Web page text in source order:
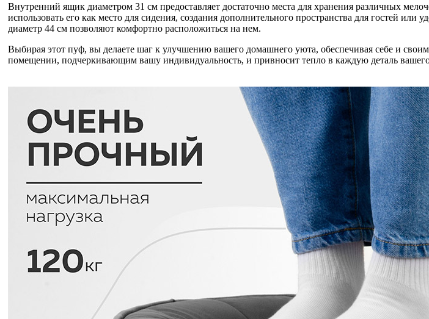
Внутренний ящик диаметром 31 см предоставляет достаточно места для хранения различных
использовать его как место для сидения, создания дополнительного пространства для гостей
диаметр 44 см позволяют комфортно расположиться на нем.
Выбирая этот пуф, вы делаете шаг к улучшению вашего домашнего уюта, обеспечивая себе и
помещении, подчеркивающим вашу индивидуальность, и привносит тепло в каждую деталь